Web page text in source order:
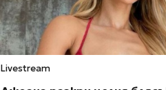
Livestream